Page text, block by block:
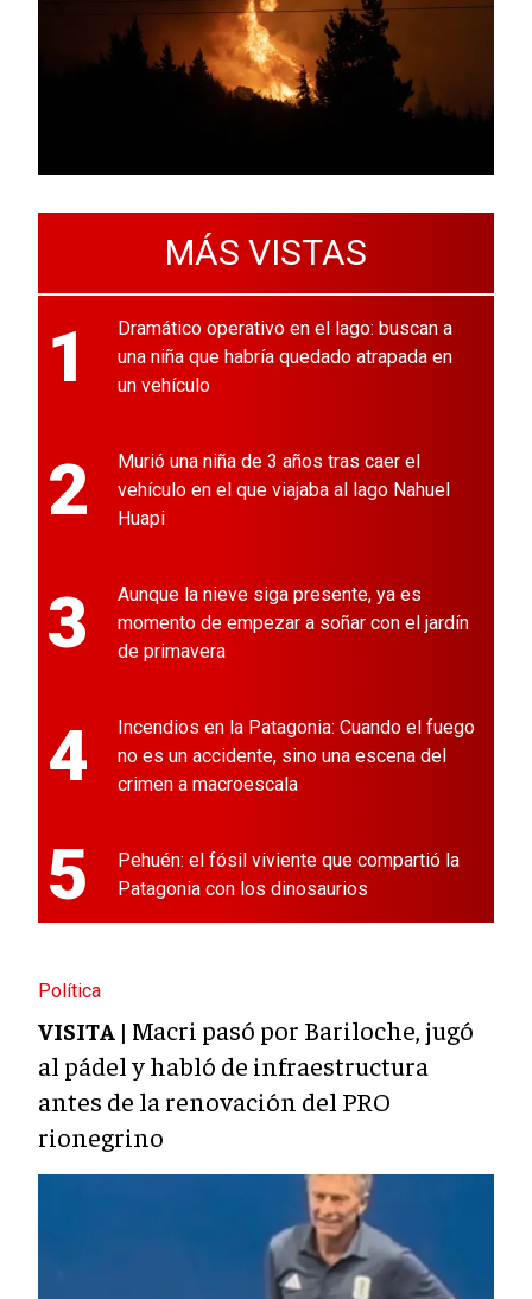
MÁS VISTAS
1
Dramático operativo en el lago: buscan a
una niña que habría quedado atrapada en
un vehículo
2
Murió una niña de 3 años tras caer el
vehículo en el que viajaba al lago Nahuel
Huapi
3
Aunque la nieve siga presente, ya es
momento de empezar a soñar con el jardín
de primavera
4
Incendios en la Patagonia: Cuando el fuego
no es un accidente, sino una escena del
crimen a macroescala
5
Pehuén: el fósil viviente que compartió la
Patagonia con los dinosaurios
Política
VISITA | Macri pasó por Bariloche, jugó
al pádel y habló de infraestructura
antes de la renovación del PRO
rionegrino